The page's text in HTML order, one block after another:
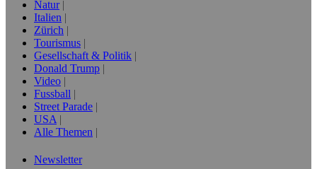
Natur
Italien
Zürich
Tourismus
Gesellschaft & Politik
Donald Trump
Video
Fussball
Street Parade
USA
Alle Themen
Newsletter